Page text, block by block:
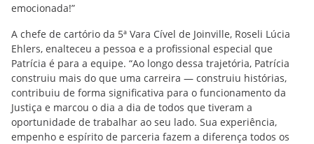
emocionada!”
A chefe de cartório da 5ª Vara Cível de Joinville, Roseli Lúcia
Ehlers, enalteceu a pessoa e a profissional especial que
Patrícia é para a equipe. “Ao longo dessa trajetória, Patrícia
construiu mais do que uma carreira — construiu histórias,
contribuiu de forma significativa para o funcionamento da
Justiça e marcou o dia a dia de todos que tiveram a
oportunidade de trabalhar ao seu lado. Sua experiência,
empenho e espírito de parceria fazem a diferença todos os